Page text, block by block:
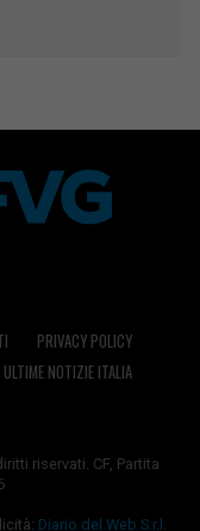
PRIVACY POLICY
ULTIME NOTIZIE ITALIA
riservati. CF, Partita
Diario del Web S.r.l.